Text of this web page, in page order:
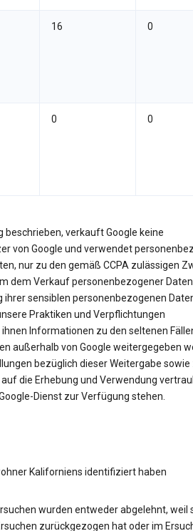
16 0
0 0
verkauft Google keine
von Google und verwendet
nur zu den gemäß CCPA zulässigen
dem Verkauf personenbezogener
sensiblen personenbezogenen
Praktiken und Verpflichtungen
Informationen zu den seltenen
außerhalb von Google weitergegeben
bezüglich dieser Weitergabe sowie
die Erhebung und Verwendung
Dienst zur Verfügung stehen.
Kaliforniens identifiziert haben
wurden entweder abgelehnt, weil
zurückgezogen hat oder im